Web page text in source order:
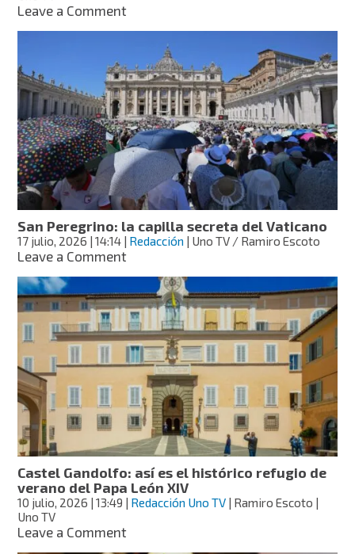
Leave a Commenton
XIV
pide
frenar
la
carrera
armamentista
San Peregrino: la capilla secreta del Vaticano
17 julio, 2026 | 14:14 Redacción | Uno TV / Ramiro Escoto
Leave a Commenton
Peregrino:
la
capilla
secreta
del
Vaticano
Castel Gandolfo: así es el histórico refugio de
verano del Papa León XIV
10 julio, 2026 | 13:49 | Redacción Uno TV | Ramiro Escoto |
Uno TV
Leave a Commenton